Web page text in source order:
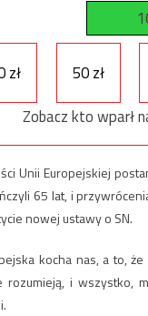
zł 50 zł
Zobacz kto wparł
Unii Europejskiej
65 lat, i
nowej ustawy o SN.
kocha nas, a to,
rozumieją, i